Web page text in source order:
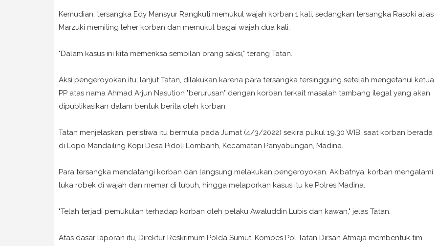
Kemudian, tersangka Edy Mansyur Rangkuti memukul wajah korban 1 kali, sedangkan tersangka Rasoki alias
Marzuki memiting leher korban dan memukul bagai wajah dua kali.
"Dalam kasus ini kita memeriksa sembilan orang saksi," terang Tatan.
Aksi pengeroyokan itu, lanjut Tatan, dilakukan karena para tersangka tersinggung setelah mengetahui ketua
PP atas nama Ahmad Arjun Nasution "berurusan" dengan korban terkait masalah tambang ilegal yang akan
dipublikasikan dalam bentuk berita oleh korban.
Tatan menjelaskan, peristiwa itu bermula pada Jumat (4/3/2022) sekira pukul 19.30 WIB, saat korban berada
di Lopo Mandailing Kopi Desa Pidoli Lombanh, Kecamatan Panyabungan, Madina.
Para tersangka mendatangi korban dan langsung melakukan pengeroyokan. Akibatnya, korban mengalami
luka robek di wajah dan memar di tubuh, hingga melaporkan kasus itu ke Polres Madina.
"Telah terjadi pemukulan terhadap korban oleh pelaku Awaluddin Lubis dan kawan," jelas Tatan.
Atas dasar laporan itu, Direktur Reskrimum Polda Sumut, Kombes Pol Tatan Dirsan Atmaja membentuk tim